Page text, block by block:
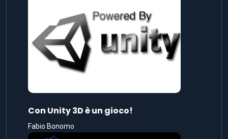
Con Unity 3D è un gioco!
Fabio Bonomo